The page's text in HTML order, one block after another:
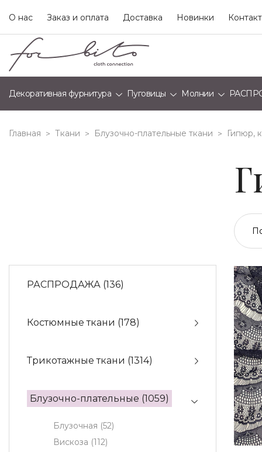
О нас Заказ и оплата Доставка Новинки
Декоративная фурнитура Пуговицы Молнии
Главная > Ткани > Блузочно-плательные ткани > гипюр,
РАСПРОДАЖА (136)
Костюмные ткани (178)
Трикотажные ткани (1314)
Блузочно-плательные (1059)
Блузочная (52)
Вискоза (112)